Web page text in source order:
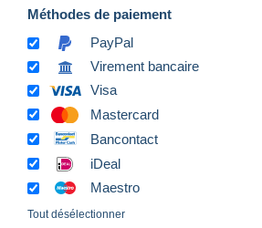
Méthodes de paiement
PayPal
Virement bancaire
Visa
Mastercard
Bancontact
iDeal
Maestro
Tout désélectionner